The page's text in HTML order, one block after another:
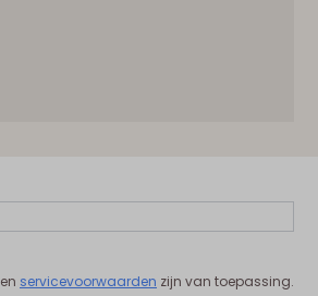
en servicevoorwaarden zijn van toepassing.